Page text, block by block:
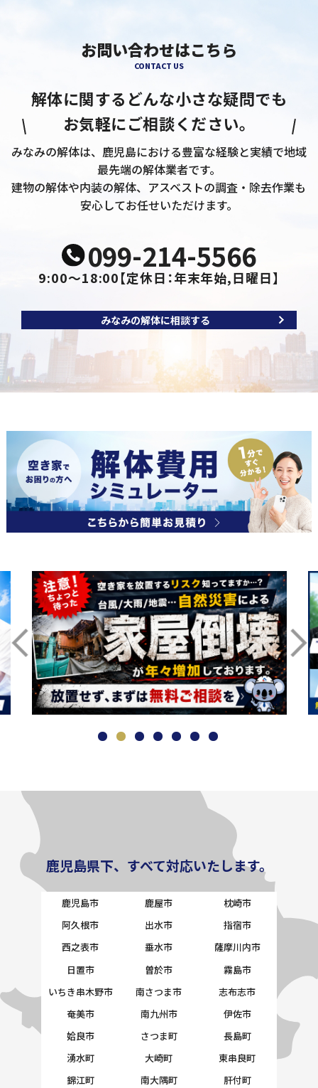
お問い合わせはこちら
CONTACT US
解体に関するどんな小さな疑問でも
お気軽にご相談ください。
みなみの解体は、鹿児島における豊富な経験と実績で地域
最先端の解体業者です。
建物の解体や内装の解体、アスベストの調査・除去作業も
安心してお任せいただけます。
099-214-5566
9:00～18:00【定休日：年末年始,日曜日】
みなみの解体に相談する
鹿児島県下、すべて対応いたします。
鹿児島市 鹿屋市
枕崎市
阿久根市
出水市
指宿市
西之表市
垂水市
薩摩川内市
日置市
曽於市
霧島市
いちき串木野市
南さつま市
志布志市
奄美市
南九州市
伊佐市
姶良市
さつま町
長島町
湧水町
大崎町
東串良町
錦江町
南大隅町
肝付町